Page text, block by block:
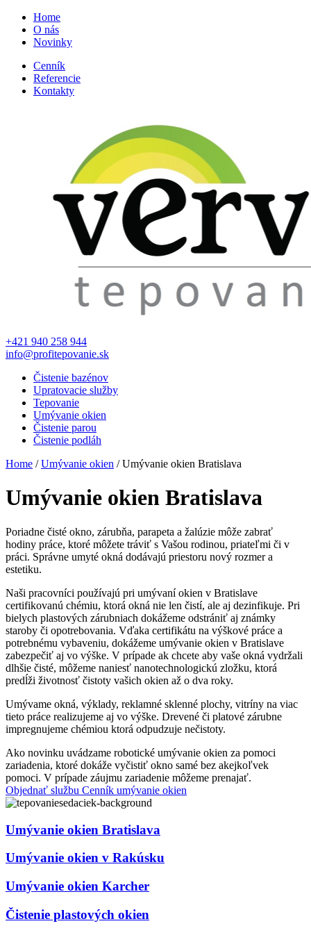
Home
O nás
Novinky
Cenník
Referencie
Kontakty
+421 940 258 944
info@profitepovanie.sk
Čistenie bazénov
Upratovacie služby
Tepovanie
Umývanie okien
Čistenie parou
Čistenie podláh
Home /Umývanie okien / Umývanie okien Bratislava
Umývanie okien Bratislava
Poriadne čisté okno, zárubňa, parapeta a žalúzie môže zabrať
hodiny práce, ktoré môžete tráviť s Vašou rodinou, priateľmi či v
práci. Správne umyté okná dodávajú priestoru nový rozmer a
estetiku.
Naši pracovníci používajú pri umývaní okien v Bratislave
certifikovanú chémiu, ktorá okná nie len čistí, ale aj dezinfikuje. Pri
bielych plastových zárubniach dokážeme odstrániť aj známky
staroby či opotrebovania. Vďaka certifikátu na výškové práce a
potrebnému vybaveniu, dokážeme umývanie okien v Bratislave
zabezpečiť aj vo výške. V prípade ak chcete aby vaše okná vydržali
dlhšie čisté, môžeme naniesť nanotechnologickú zložku, ktorá
predĺži životnosť čistoty vašich okien až o dva roky.
Umývame okná, výklady, reklamné sklenné plochy, vitríny na viac
tieto práce realizujeme aj vo výške. Drevené či platové zárubne
impregnujeme chémiou ktorá odpudzuje nečistoty.
Ako novinku uvádzame robotické umývanie okien za pomoci
zariadenia, ktoré dokáže vyčistiť okno samé bez akejkoľvek
pomoci. V prípade záujmu zariadenie môžeme prenajať.
Objednať službu Cenník umývanie okien
Umývanie okien Bratislava
Umývanie okien v Rakúsku
Umývanie okien Karcher
Čistenie plastových okien